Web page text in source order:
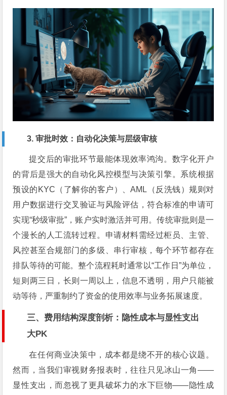
3. 审批时效：自动化决策与层级审核
提交后的审批环节最能体现效率鸿沟。数字化开户
的背后是强大的自动化风控模型与决策引擎。系统根据
预设的KYC（了解你的客户）、AML（反洗钱）规则对
用户数据进行交叉验证与风险评估，符合标准的申请可
实现“秒级审批”，账户实时激活并可用。传统审批则是一
个漫长的人工流转过程。申请材料需经过柜员、主管、
风控甚至合规部门的多级、串行审核，每个环节都存在
排队等待的可能。整个流程耗时通常以“工作日”为单位，
短则两三日，长则一周以上，信息不透明，用户只能被
动等待，严重制约了资金的使用效率与业务拓展速度。
三、费用结构深度剖析：隐性成本与显性支出
大PK
在任何商业决策中，成本都是绕不开的核心议题。
然而，当我们审视财务报表时，往往只见冰山一角——
显性支出，而忽视了更具破坏力的水下巨物——隐性成